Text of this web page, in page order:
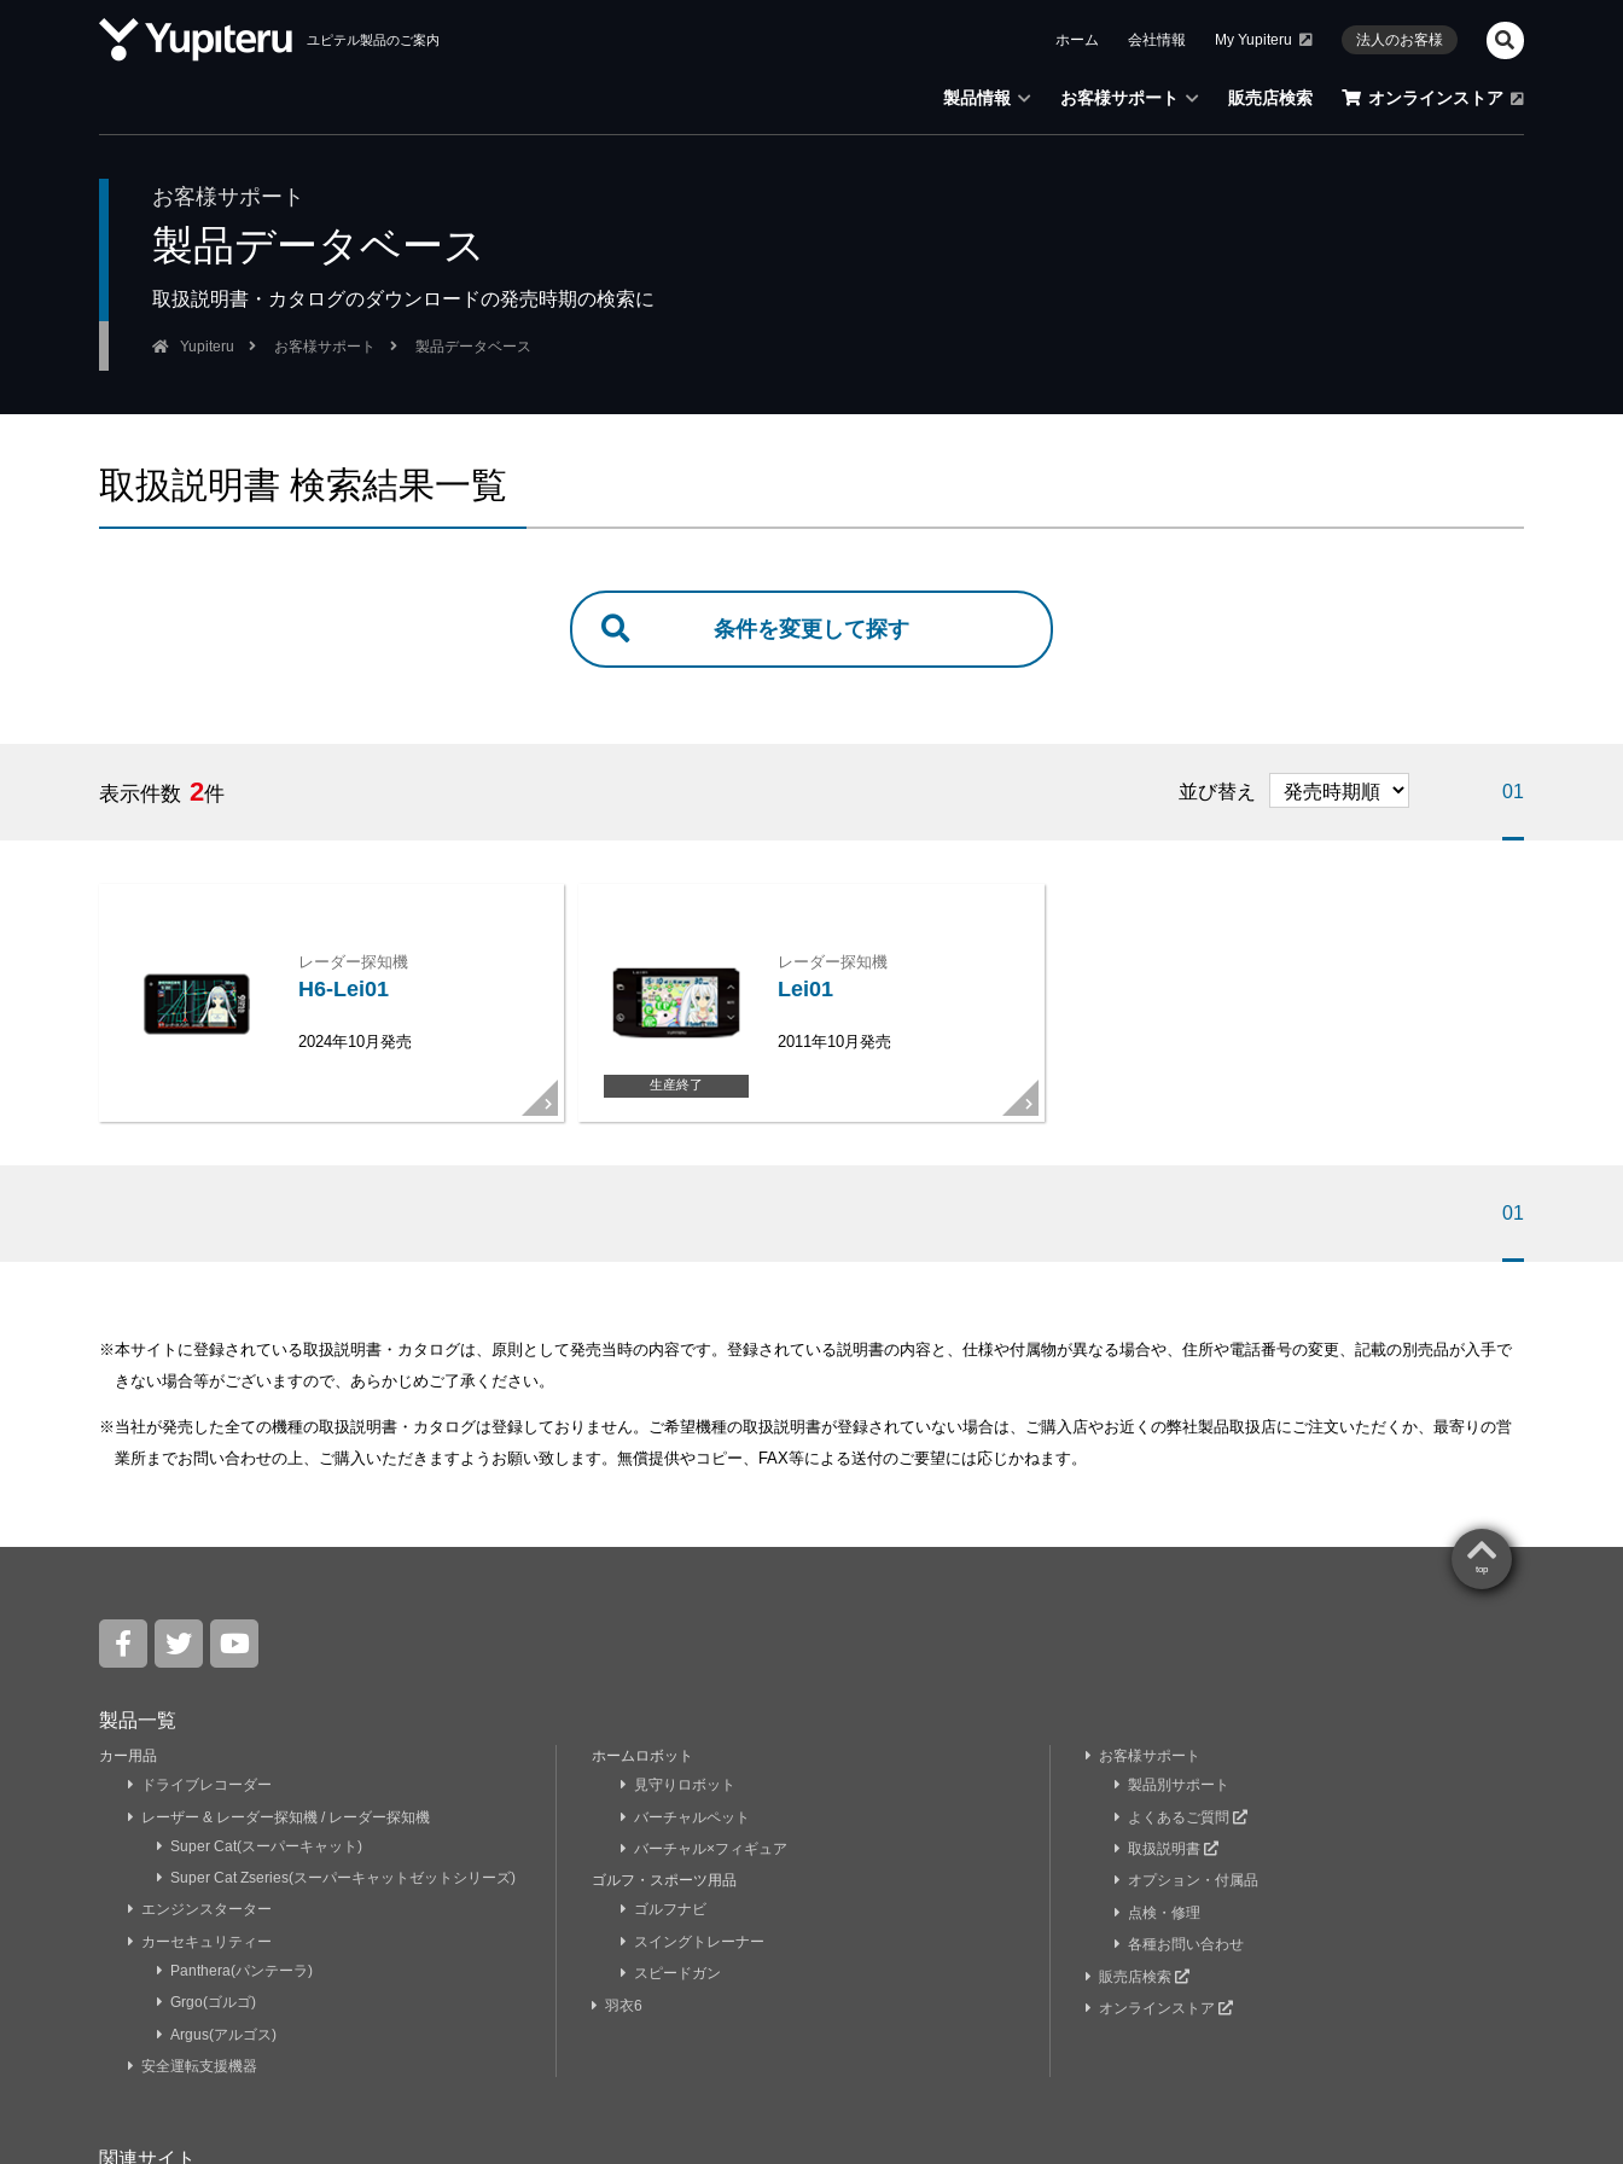
ユピテル製品のご案内 ホーム 会社情報 My Yupiteru 法人のお客様
製品情報 お客様サポート 販売店検索 オンラインストア
お客様サポート
製品データベース
取扱説明書・カタログのダウンロードの発売時期の検索に
Yupiteru お客様サポート 製品データベース
取扱説明書 検索結果一覧
表示件数 2件 並び替え 01
レーダー探知機
H6-Lei01
2024年10月発売
生産終了
レーダー探知機
Lei01
2011年10月発売
01
本サイトに登録されている取扱説明書・カタログは、原則として発売当時の内容です。登録されている説明書の内容と、仕様や付属物が異なる場合や、住所や電話番号の変更、記載の別売品が入手で
きない場合等がございますので、あらかじめご了承ください。
当社が発売した全ての機種の取扱説明書・カタログは登録しておりません。ご希望機種の取扱説明書が登録されていない場合は、ご購入店やお近くの弊社製品取扱店にご注文いただくか、最寄りの営
業所までお問い合わせの上、ご購入いただきますようお願い致します。無償提供やコピー、FAX等による送付のご要望には応じかねます。
製品一覧
カー用品
ドライブレコーダー
レーザー & レーダー探知機 / レーダー探知機
Super Cat(スーパーキャット)
Super Cat Zseries(スーパーキャットゼットシリーズ)
エンジンスターター
カーセキュリティー
Panthera(パンテーラ)
Grgo(ゴルゴ)
Argus(アルゴス)
安全運転支援機器
ホームロボット
見守りロボット
バーチャルペット
バーチャル×フィギュア
ゴルフ・スポーツ用品
ゴルフナビ
スイングトレーナー
スピードガン
羽衣6
お客様サポート
製品別サポート
よくあるご質問
取扱説明書
オプション・付属品
点検・修理
各種お問い合わせ
販売店検索
オンラインストア
関連サイト
top